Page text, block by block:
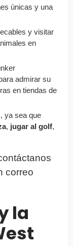
únicas y una
y visitar
en
admirar su
en tiendas de
ya sea que
, jugar al golf,
correo
la